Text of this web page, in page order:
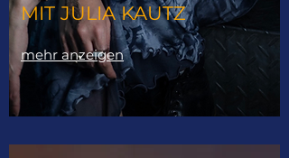
mehr anzeigen
MIT JULIA KAUTZ